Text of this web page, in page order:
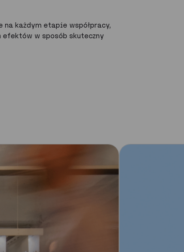
każdym etapie współpracy,
w sposób skuteczny